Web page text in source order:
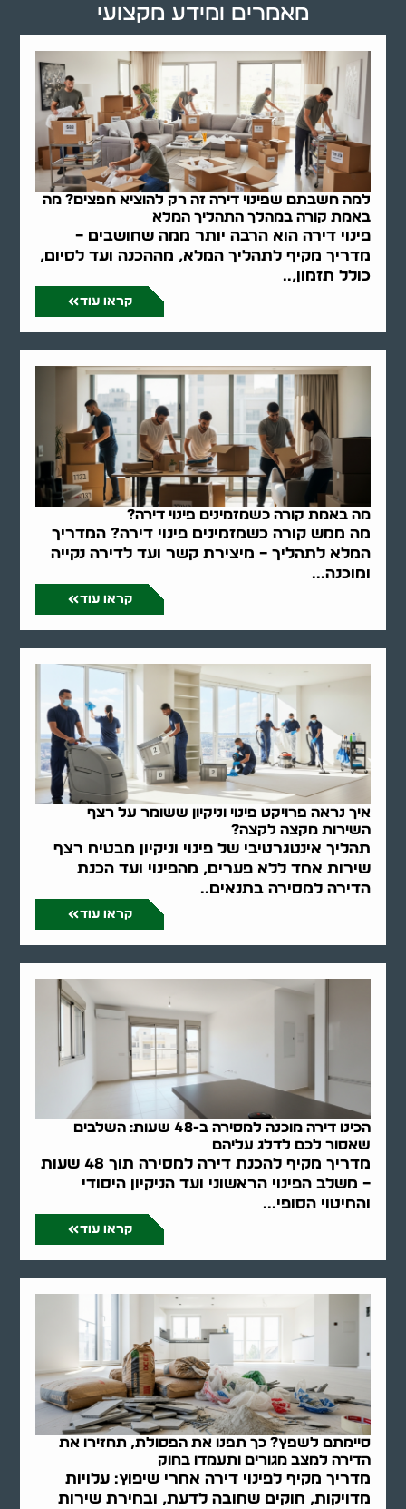
למה חשבתם שפינוי דירה זה רק להוציא חפצים? מה
באמת קורה במהלך התהליך המלא
פינוי דירה הוא הרבה יותר ממה שחושבים –
מדריך מקיף לתהליך המלא, מההכנה ועד לסיום,
כולל תזמון,..
קראו עוד
מה באמת קורה כשמזמינים פינוי דירה?
מה ממש קורה כשמזמינים פינוי דירה? המדריך
המלא לתהליך – מיצירת קשר ועד לדירה נקייה
ומוכנה...
קראו עוד
איך נראה פרויקט פינוי וניקיון ששומר על רצף
השירות מקצה לקצה?
תהליך אינטגרטיבי של פינוי וניקיון מבטיח רצף
שירות אחד ללא פערים, מהפינוי ועד הכנת
הדירה למסירה בתנאים..
קראו עוד
הכינו דירה מוכנה למסירה ב-48 שעות: השלבים
שאסור לכם לדלג עליהם
מדריך מקיף להכנת דירה למסירה תוך 48 שעות
– משלב הפינוי הראשוני ועד הניקיון היסודי
והחיטוי הסופי...
קראו עוד
סיימתם לשפץ? כך תפנו את הפסולת, תחזירו את
הדירה למצב מגורים ותעמדו בחוק
מדריך מקיף לפינוי דירה אחרי שיפוץ: עלויות
מדויקות, חוקים שחובה לדעת, ובחירת שירות
מאמרים ומידע מקצועי